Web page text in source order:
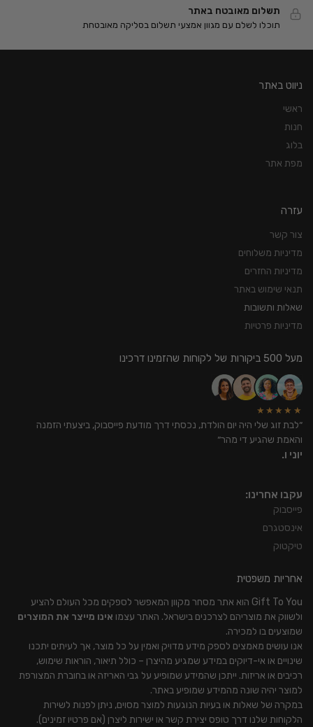
תשלום מאובטח באתר
תוכלו לשלם עם מגוון אמצעי תשלום בסליקה מאובטחת
ניווט באתר
ראשי
חנות
בלוג
מפת אתר
עזרה
צור קשר
מדיניות משלוחים
מדיניות החזרים
תנאי שימוש באתר
שאלות ותשובות
מדיניות פרטיות
מעל 500 ביקורות של לקוחות שהזמינו דרכינו
★★★★★
״לבת זוג שלי היה יום הולדת, נכסתי דרך מודעת פייסבוק, ביצעתי הזמנה
והאמת שהגיע די מהר״
יוני ו.
עקבו אחרינו:
פייסבוק
אינסטגרם
טיקטוק
אחריות משפטית
Gift To You הוא אתר מסחר מקוון המאפשר לספקים מכל העולם להציע
ולשווק את מוצריהם לצרכנים בישראל. האתר עצמו אינו מייצר את המוצרים
שמוצעים בו למכירה.
אנו עושים מאמצים לספק מידע מדויק ואמין על כל מוצר, אך לעיתים יתכנו
שינויים או אי-דיוקים במידע שמגיע מהיצרן – כולל תיאור, הוראות שימוש,
רכיבים או אריזות. ייתכן שהמידע שמופיע על גבי האריזה או בחוברת המצורפת
למוצר יהיה שונה מהמידע שמופיע באתר.
במקרה של שאלות או בעיות הנוגעות למוצר מסוים, ניתן לפנות לשירות
הלקוחות שלנו דרך טופס יצירת קשר או ישירות ליצרן (אם פרטיו זמינים).